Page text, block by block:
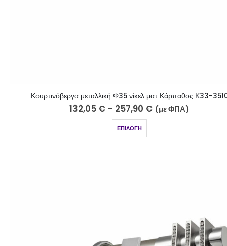
Κουρτινόβεργα μεταλλική Φ35 νίκελ ματ Κάρπαθος Κ33-
132,05 € – 257,90 € (με ΦΠΑ)
ΕΠΙΛΟΓΉ